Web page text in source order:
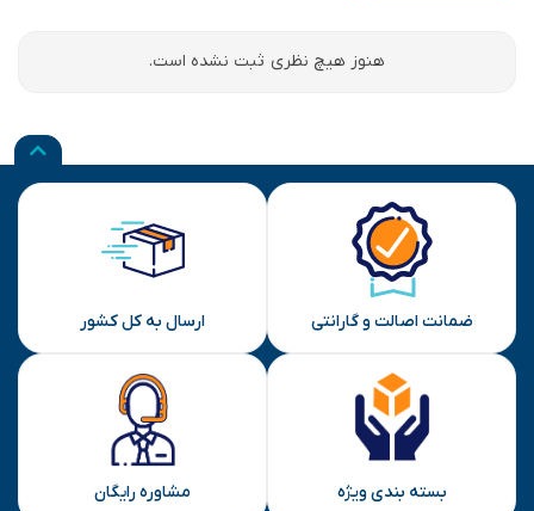
هنوز هیچ نظری ثبت نشده است.
ضمانت اصالت و گارانتی ارسال به کل کشور
بسته بندی ویژه مشاوره رایگان